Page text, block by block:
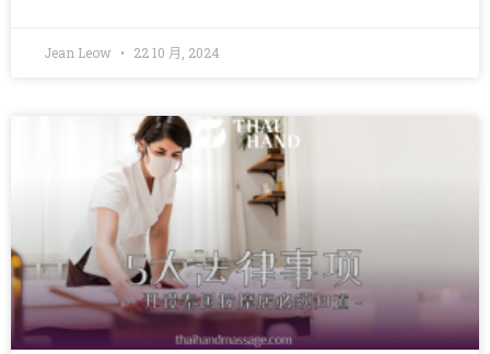
Jean Leow 22 10 月, 2024